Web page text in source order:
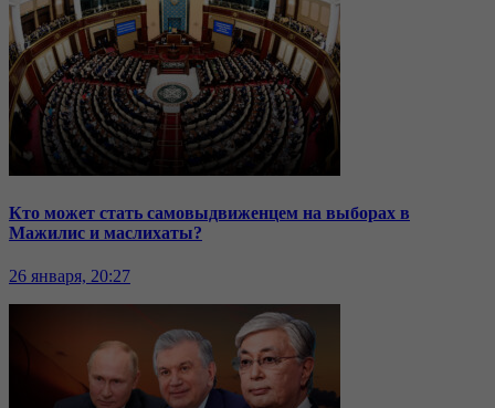
Кто может стать самовыдвиженцем на выборах в
Мажилис и маслихаты?
26 января, 20:27